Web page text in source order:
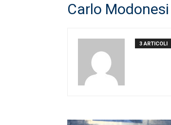
Carlo Modonesi
3 ARTICOLI